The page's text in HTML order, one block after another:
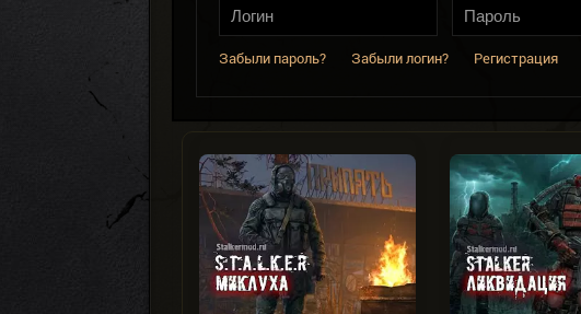
Забыли пароль? Забыли логин? Регистрация